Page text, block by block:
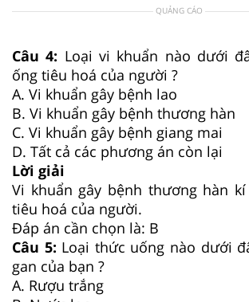
QUẢNG CÁO
Câu 4: Loại vi khuẩn nào dưới
ống tiêu hoá của người ?
A. Vi khuẩn gây bệnh lao
B. Vi khuẩn gây bệnh thương hàn
C. Vi khuẩn gây bệnh giang mai
D. Tất cả các phương án còn lại
Lời giải
Vi khuẩn gây bệnh thương hàn
tiêu hoá của người.
Đáp án cần chọn là: B
Câu 5: Loại thức uống nào dưới
gan của bạn ?
A. Rượu trắng